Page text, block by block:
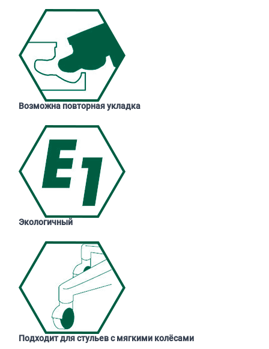
Возможна повторная укладка
Экологичный
Подходит для стульев с мягкими колёсами